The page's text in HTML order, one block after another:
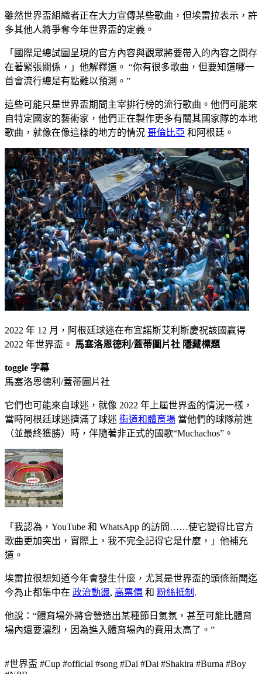
雖然世界盃組織者正在大力宣傳某些歌曲，但埃雷拉表示，許
多其他人將爭奪今年世界盃的定義。
「國際足總試圖呈現的官方內容與觀眾將要帶入的內容之間存
在著緊張關係，」他解釋道。 “你有很多歌曲，但要知道哪一
首會流行總是有點難以預測。”
這些可能只是世界盃期間主宰排行榜的流行歌曲。他們可能來
自特定國家的藝術家，他們正在製作更多有關其國家隊的本地
歌曲，就像在像這樣的地方的情況 哥倫比亞 和阿根廷。
2022 年 12 月，阿根廷球迷在布宜諾斯艾利斯慶祝該國贏得
2022 年世界盃。 馬塞洛恩德利/蓋蒂圖片社 隱藏標題
toggle 字幕
馬塞洛恩德利/蓋蒂圖片社
它們也可能來自球迷，就像 2022 年上屆世界盃的情況一樣，
當時阿根廷球迷擠滿了球迷 街道和體育場 當他們的球隊前進
（並最終獲勝）時，伴隨著非正式的國歌“Muchachos”。
「我認為，YouTube 和 WhatsApp 的訪問……使它變得比官方
歌曲更加突出，實際上，我不完全記得它是什麼，」他補充
道。
埃雷拉很想知道今年會發生什麼，尤其是世界盃的頭條新聞迄
今為止都集中在 政治動盪, 高票價 和 粉絲抵制 .
他說：“體育場外將會營造出某種節日氣氛，甚至可能比體育
場內還要濃烈，因為進入體育場內的費用太高了。”
#世界盃 #Cup #official #song #Dai #Dai #Shakira #Burna #Boy